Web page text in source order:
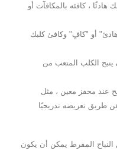
، كافئه بالمكافآت أو
أو "كافٍ" وكافئ كلبك
الكلب المتعب من
عند محفز معين ، مثل
طريق تعريضه تدريجيًا
النباح المفرط يمكن أن يكون